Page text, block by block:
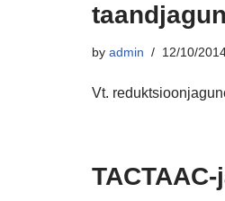
by admin 12/10/
Vt.